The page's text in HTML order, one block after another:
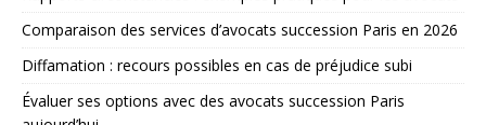
Comparaison des services d’avocats succession Paris en 2026
Diffamation : recours possibles en cas de préjudice subi
Évaluer ses options avec des avocats succession Paris